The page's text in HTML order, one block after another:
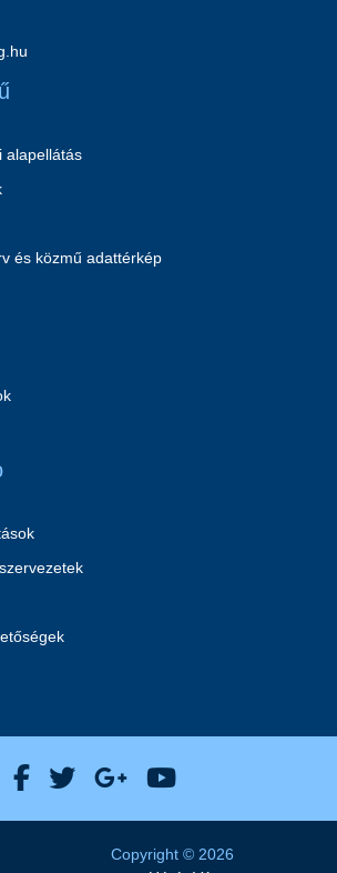
alapellátás
és közmű adattérkép
Hévíz Város Facebook
Hévíz Város X
Hévíz Város
Hévíz Város
Copyright © 2026